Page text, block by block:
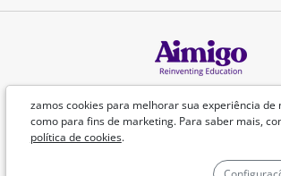
zamos cookies para melhorar sua experiência de
como para fins de marketing. Para saber mais,
política de cookies.
Português